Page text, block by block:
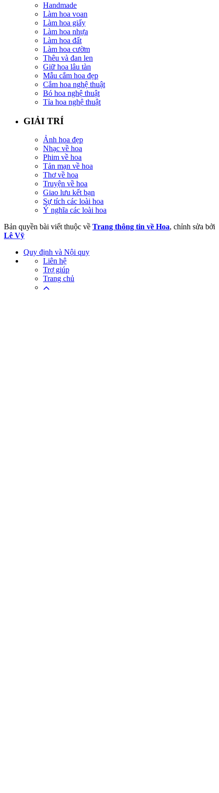
Handmade
Làm hoa voan
Làm hoa giấy
Làm hoa nhựa
Làm hoa đất
Làm hoa cườm
Thêu và đan len
Giữ hoa lâu tàn
Mẫu cắm hoa đẹp
Cắm hoa nghệ thuật
Bó hoa nghệ thuật
Tỉa hoa nghệ thuật
GIẢI TRÍ
Ảnh hoa đẹp
Nhạc về hoa
Phim về hoa
Tản mạn về hoa
Thơ về hoa
Truyện về hoa
Giao lưu kết bạn
Sự tích các loài hoa
Ý nghĩa các loài hoa
Bản quyền bài viết thuộc về Trang thông tin về Hoa, chỉnh sửa bởi
Lê Vỹ
Quy định và Nội quy
Liên hệ
Trợ giúp
Trang chủ